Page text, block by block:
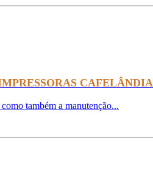
CAFELÂNDIA
também a manutenção...